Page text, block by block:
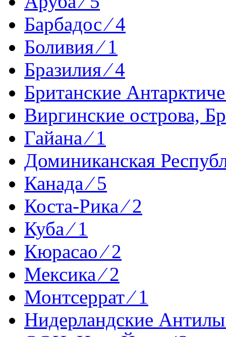
Барбадос ⁄ 4
Боливия ⁄ 1
Бразилия ⁄ 4
Британские
Виргинские острова,
Гайана ⁄ 1
Доминиканская
Канада ⁄ 5
Коста-Рика ⁄ 2
Куба ⁄ 1
Кюрасао ⁄ 2
Мексика ⁄ 2
Монтсеррат ⁄ 1
Нидерландские Антилы